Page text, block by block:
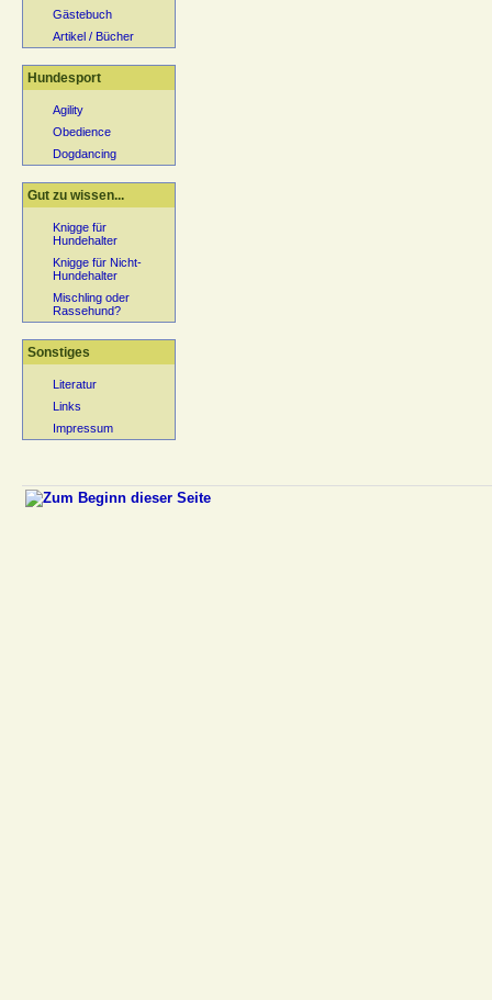
Gästebuch
Artikel / Bücher
Hundesport
Agility
Obedience
Dogdancing
Gut zu wissen...
Knigge für
Hundehalter
Knigge für Nicht-
Hundehalter
Mischling oder
Rassehund?
Sonstiges
Literatur
Links
Impressum